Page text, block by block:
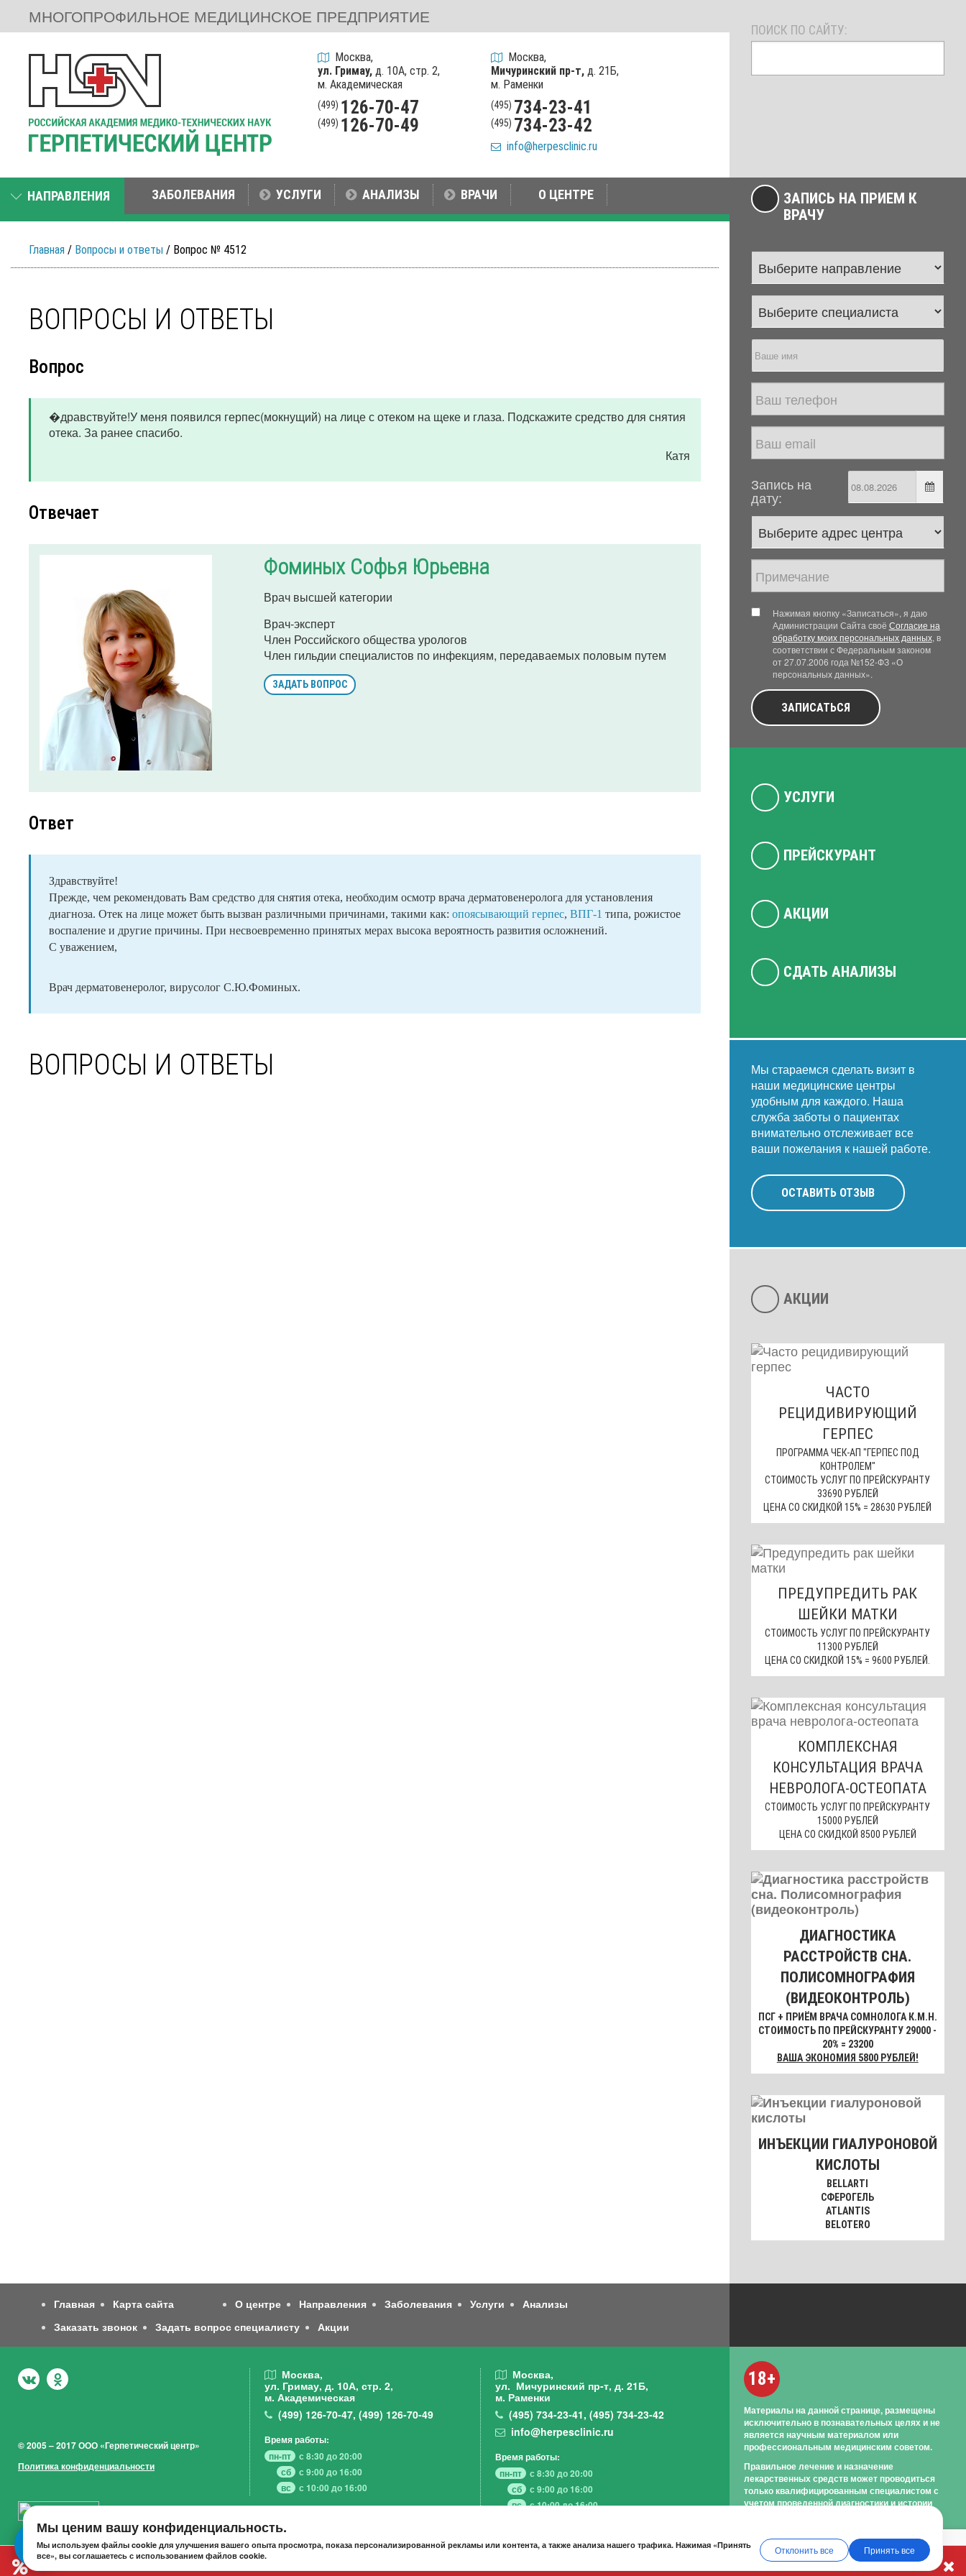
МНОГОПРОФИЛЬНОЕ МЕДИЦИНСКОЕ ПРЕДПРИЯТИЕ
Москва,
ул. Гримау,д. 10А, стр. 2,
м. Академическая
(499) 126-70-47
(499) 126-70-49
Москва,
Мичуринский пр-т, д. 21Б,
м. Раменки
(495) 734-23-41
(495) 734-23-42
info@herpesclinic.ru
ПОИСК ПО САЙТУ:
НАПРАВЛЕНИЯ ЗАБОЛЕВАНИЯ УСЛУГИ АНАЛИЗЫ ВРАЧИ О ЦЕНТРЕ
Главная / Вопросы и ответы / Вопрос № 4512
ВОПРОСЫ И ОТВЕТЫ
Вопрос
�дравствуйте!У меня появился герпес(мокнущий) на лице с отеком на щеке и глаза. Подскажите средство для снятия
отека. За ранее спасибо.
Катя
Отвечает
Фоминых Софья Юрьевна
Врач высшей категории
Врач-эксперт
Член Российского общества урологов
Член гильдии специалистов по инфекциям, передаваемых половым путем
ЗАДАТЬ ВОПРОС
Ответ
Здравствуйте!
Прежде, чем рекомендовать Вам средство для снятия отека, необходим осмотр врача дерматовенеролога для установления
диагноза. Отек на лице может быть вызван различными причинами, такими как: опоясывающий герпес, ВПГ-1 типа, рожистое
воспаление и другие причины. При несвоевременно принятых мерах высока вероятность развития осложнений.
С уважением,
Врач дерматовенеролог, вирусолог С.Ю.Фоминых.
ВОПРОСЫ И ОТВЕТЫ
ЗАПИСЬ НА ПРИЕМ К
ВРАЧУ
Запись на
дату:
Нажимая кнопку «Записаться», я даю
Администрации Сайта своё Согласие на
обработку моих персональных данных, в
соответствии с Федеральным законом
от 27.07.2006 года №152-ФЗ «О
персональных данных».
ЗАПИСАТЬСЯ
УСЛУГИ
ПРЕЙСКУРАНТ
АКЦИИ
СДАТЬ АНАЛИЗЫ
Мы стараемся сделать визит в
наши медицинские центры
удобным для каждого. Наша
служба заботы о пациентах
внимательно отслеживает все
ваши пожелания к нашей работе.
ОСТАВИТЬ ОТЗЫВ
АКЦИИ
ЧАСТО
РЕЦИДИВИРУЮЩИЙ
ГЕРПЕС
ПРОГРАММА ЧЕК-АП "ГЕРПЕС ПОД
КОНТРОЛЕМ"
СТОИМОСТЬ УСЛУГ ПО ПРЕЙСКУРАНТУ
33690 РУБЛЕЙ
ЦЕНА СО СКИДКОЙ 15% = 28630 РУБЛЕЙ
ПРЕДУПРЕДИТЬ РАК
ШЕЙКИ МАТКИ
СТОИМОСТЬ УСЛУГ ПО ПРЕЙСКУРАНТУ
11300 РУБЛЕЙ
ЦЕНА СО СКИДКОЙ 15% = 9600 РУБЛЕЙ.
КОМПЛЕКСНАЯ
КОНСУЛЬТАЦИЯ ВРАЧА
НЕВРОЛОГА-ОСТЕОПАТА
СТОИМОСТЬ УСЛУГ ПО ПРЕЙСКУРАНТУ
15000 РУБЛЕЙ
ЦЕНА СО СКИДКОЙ 8500 РУБЛЕЙ
ДИАГНОСТИКА
РАССТРОЙСТВ СНА.
ПОЛИСОМНОГРАФИЯ
(ВИДЕОКОНТРОЛЬ)
ПСГ + ПРИЁМ ВРАЧА СОМНОЛОГА К.М.Н.
СТОИМОСТЬ ПО ПРЕЙСКУРАНТУ 29000 -
20% = 23200
ВАША ЭКОНОМИЯ 5800 РУБЛЕЙ!
ИНЪЕКЦИИ ГИАЛУРОНОВОЙ
КИСЛОТЫ
BELLARTI
СФЕРОГЕЛЬ
ATLANTIS
BELOTERO
Главная Карта сайта О центре Направления Заболевания Услуги
Анализы
Заказать звонок
Задать вопрос специалисту Акции
© 2005 – 2017 ООО «Герпетический центр»
Политика конфиденциальности
Москва,
ул. Гримау, д. 10А, стр. 2,
м. Академическая
(499) 126-70-47, (499) 126-70-49
Время работы:
пн-пт
с 8:30 до 20:00
сб
с 9:00 до 16:00
вс
с 10:00 до 16:00
Москва,
ул. Мичуринский пр-т, д. 21Б,
м. Раменки
(495)734-23-41,(495)734-23-42
info@herpesclinic.ru
Время работы:
пн-пт
с 8:30 до 20:00
сб
с 9:00 до 16:00
вс
с 10:00 до 16:00
18+
Материалы на данной странице, размещены
исключительно в познавательных целях и не
является научным материалом или
профессиональным медицинским советом.
Правильное лечение и назначение
лекарственных средств может проводиться
только квалифицированным специалистом с
учетом проведенной диагностики и истории
Мы ценим вашу конфиденциальность.
Мы используем файлы cookie для улучшения вашего опыта просмотра, показа персонализированной рекламы или контента, а также анализа нашего трафика. Нажимая «Принять
все», вы соглашаетесь с использованием файлов cookie.
Отклонить все Принять все